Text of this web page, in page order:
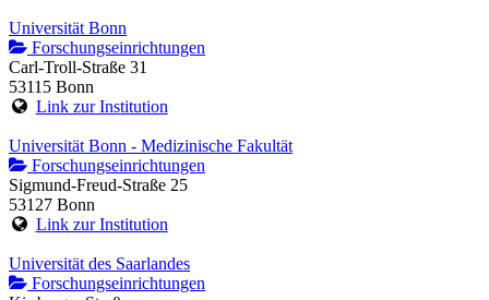
Universität Bonn
Forschungseinrichtungen
Carl-Troll-Straße 31
53115 Bonn
Link zur Institution
Universität Bonn - Medizinische Fakultät
Forschungseinrichtungen
Sigmund-Freud-Straße 25
53127 Bonn
Link zur Institution
Universität des Saarlandes
Forschungseinrichtungen